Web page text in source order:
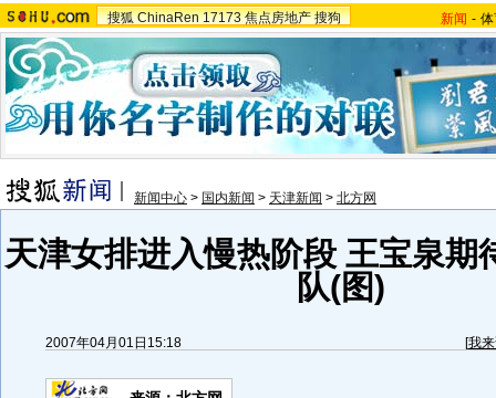
搜狐 ChinaRen 17173 焦点房地产 搜狗 新闻 -
新闻中心 > 国内新闻 > 天津新闻 > 北方网
天津女排进入慢热阶段 王宝泉期
队(图)
2007年04月01日15:18 [我